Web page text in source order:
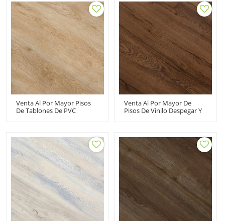
100m2MOQ Flexible HIF
20482
Resistente Asequible
Económico 20480
Venta Al Por Mayor Pisos
De Tablones De PVC
Del Fabricante Costo
Asequible HIF 20485
Venta Al Por Mayor De
Pisos De Vinilo Despegar Y
PVC Económico HIF 20484